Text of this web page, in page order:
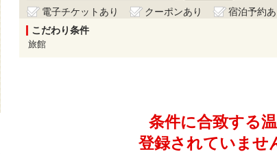
電子チケットあり クーポンあり 宿泊予約あ
こだわり条件
旅館
条件に合致する
登録されていませ